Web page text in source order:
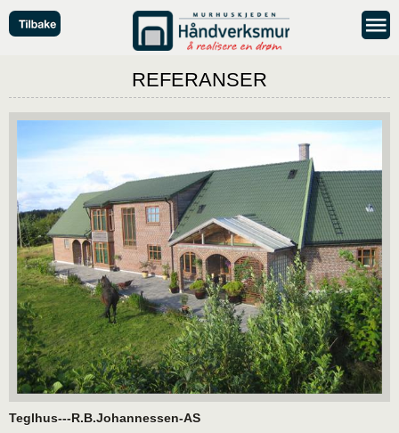
REFERANSER
Teglhus---R.B.Johannessen-AS